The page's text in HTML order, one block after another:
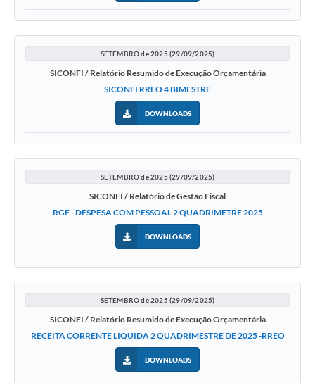
Ouvidoria
Carta de Serviços
CEMITÉRIO MUNICIPAL
Legislação
Contas Públicas
e-SIC
Previdência
Previdência Complementar
SETEMBRO de 2025 (29/09/2025)
SICONFI / Relatório Resumido de Execução Orçamentária
SICONFI RREO 4 BIMESTRE
DOWNLOADS
SETEMBRO de 2025 (29/09/2025)
SICONFI / Relatório de Gestão Fiscal
RGF - DESPESA COM PESSOAL 2 QUADRIMETRE 2025
DOWNLOADS
SETEMBRO de 2025 (29/09/2025)
SICONFI / Relatório Resumido de Execução Orçamentária
RECEITA CORRENTE LIQUIDA 2 QUADRIMESTRE DE 2025 -RREO
DOWNLOADS